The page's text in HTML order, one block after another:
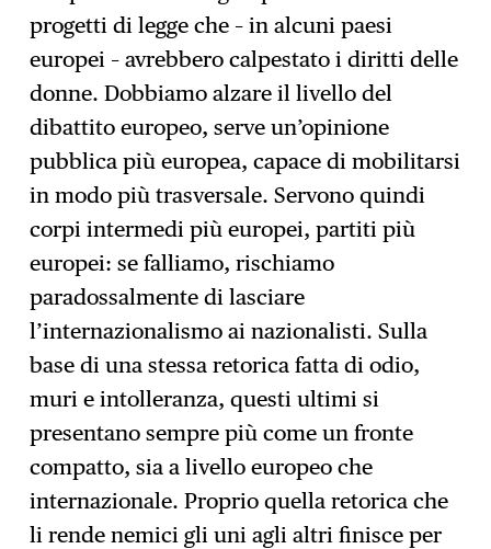
progetti di legge che – in alcuni paesi
europei – avrebbero calpestato i diritti delle
donne. Dobbiamo alzare il livello del
dibattito europeo, serve un’opinione
pubblica più europea, capace di mobilitarsi
in modo più trasversale. Servono quindi
corpi intermedi più europei, partiti più
europei: se falliamo, rischiamo
paradossalmente di lasciare
l’internazionalismo ai nazionalisti. Sulla
base di una stessa retorica fatta di odio,
muri e intolleranza, questi ultimi si
presentano sempre più come un fronte
compatto, sia a livello europeo che
internazionale. Proprio quella retorica che
li rende nemici gli uni agli altri finisce per